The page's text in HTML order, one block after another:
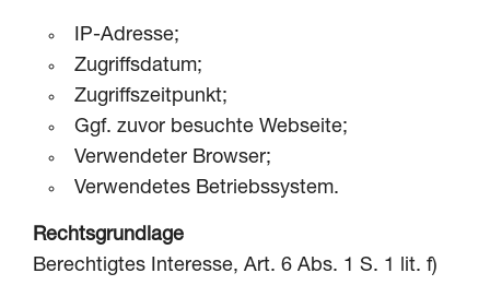
IP-Adresse;
Zugriffsdatum;
Zugriffszeitpunkt;
Ggf. zuvor besuchte Webseite;
Verwendeter Browser;
Verwendetes Betriebssystem.
Rechtsgrundlage
Berechtigtes Interesse, Art. 6 Abs. 1 S. 1 lit. f)